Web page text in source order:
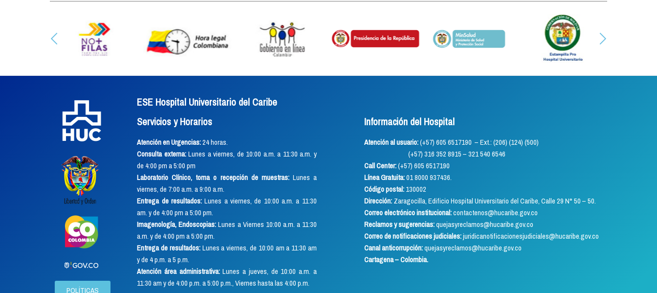
POLÍTICAS
ESE Hospital Universitario del Caribe
Servicios y Horarios
Atención en Urgencias:24 horas.
Consulta externa:Lunes a viernes, de 10:00 a.m. a 11:30 a.m. y
de 4:00 pm a 5:00 pm
Laboratorio Clínico, toma o recepción de muestras:Lunes a
viernes, de 7:00 a.m. a 9:00 a.m.
Entrega de resultados: Lunes a viernes, de 10:00 a.m. a 11:30
am. y de 4:00 pm a 5:00 pm.
Imagenología, Endoscopias:Lunes a Viernes 10:00 a.m. a 11:30
a.m. y de 4:00 pm a 5:00 pm.
Entrega de resultados:Lunes a viernes, de 10:00 am a 11:30 am
y de 4 p.m. a 5 p.m.
Atención área administrativa:Lunes a jueves, de 10:00 a.m. a
11:30 am y de 4:00 p.m. a 5:00 p.m., Viernes hasta las 4:00 p.m.
Información del Hospital
Atención al usuario:(+57) 605 6517190 – Ext.: (206) (124) (500)
(+57) 316 352 8915 – 321 540 6546
Call Center:(+57) 605 6517190
Línea Gratuita:01 8000 937436.
Código postal:130002
Dirección:Zaragocilla, Edificio Hospital Universitario del Caribe, Calle 29 N° 50 – 50.
Correo electrónico institucional:contactenos@hucaribe.gov.co
Reclamos y sugerencias:quejasyreclamos@hucaribe.gov.co
Correo de notificaciones judiciales:juridicanotificacionesjudiciales@hucaribe.gov.co
Canal anticorrupción:quejasyreclamos@hucaribe.gov.co
Cartagena – Colombia.